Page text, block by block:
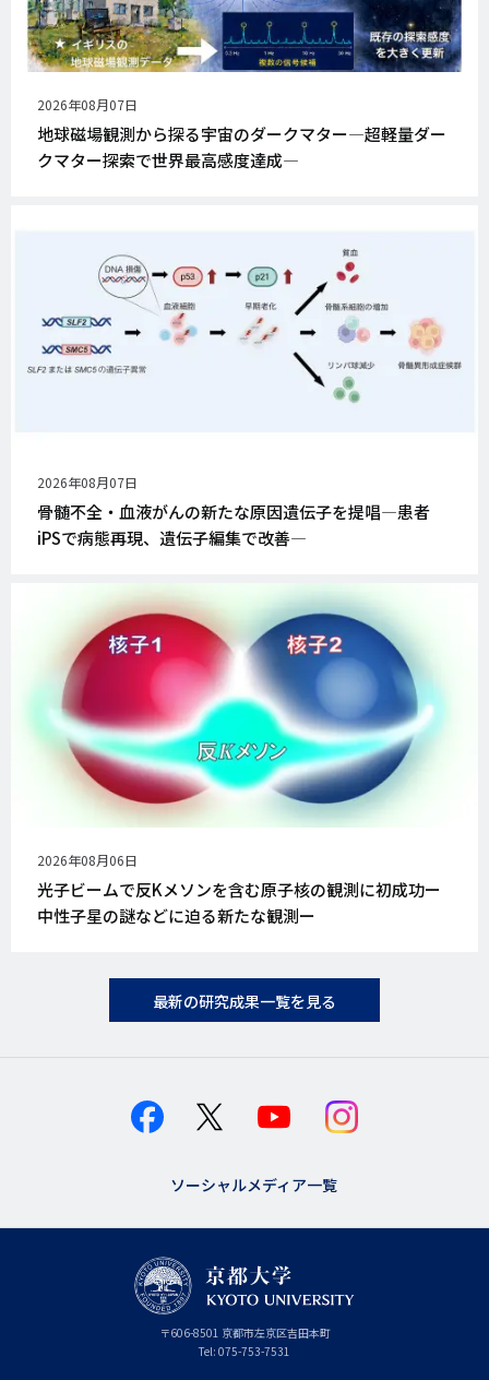
公
開
日
2026年08月07日
地球磁場観測から探る宇宙のダークマター―超軽量ダー
クマター探索で世界最高感度達成―
公
開
日
2026年08月07日
骨髄不全・血液がんの新たな原因遺伝子を提唱―患者
iPSで病態再現、遺伝子編集で改善―
公
開
日
2026年08月06日
光子ビームで反Kメソンを含む原子核の観測に初成功ー
中性子星の謎などに迫る新たな観測ー
最新の研究成果一覧を見る
ソーシャルメディア一覧
〒606-8501 京
都
府
京都市左京区吉田本町
Tel: 075-753-7531